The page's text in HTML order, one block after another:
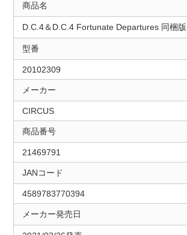
商品名
D.C.4＆D.C.4 Fortunate Departures 同梱版
型番
20102309
メーカー
CIRCUS
商品番号
21469791
JANコード
4589783770394
メーカー発売日